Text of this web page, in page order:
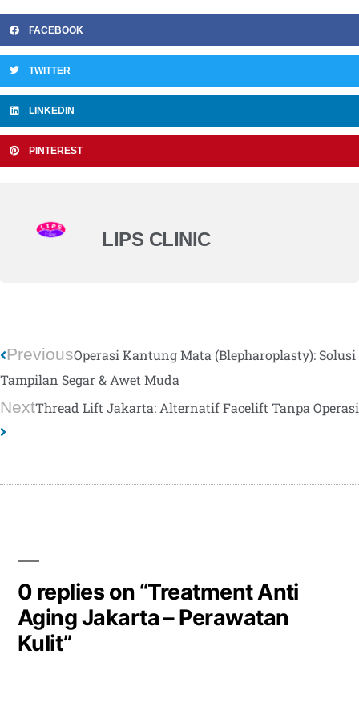
FACEBOOK
TWITTER
LINKEDIN
PINTEREST
LIPS CLINIC
PreviousOperasi Kantung Mata (Blepharoplasty): Solusi
Tampilan Segar & Awet Muda
NextThread Lift Jakarta: Alternatif Facelift Tanpa Operasi
0 replies on “Treatment Anti
Aging Jakarta – Perawatan
Kulit”